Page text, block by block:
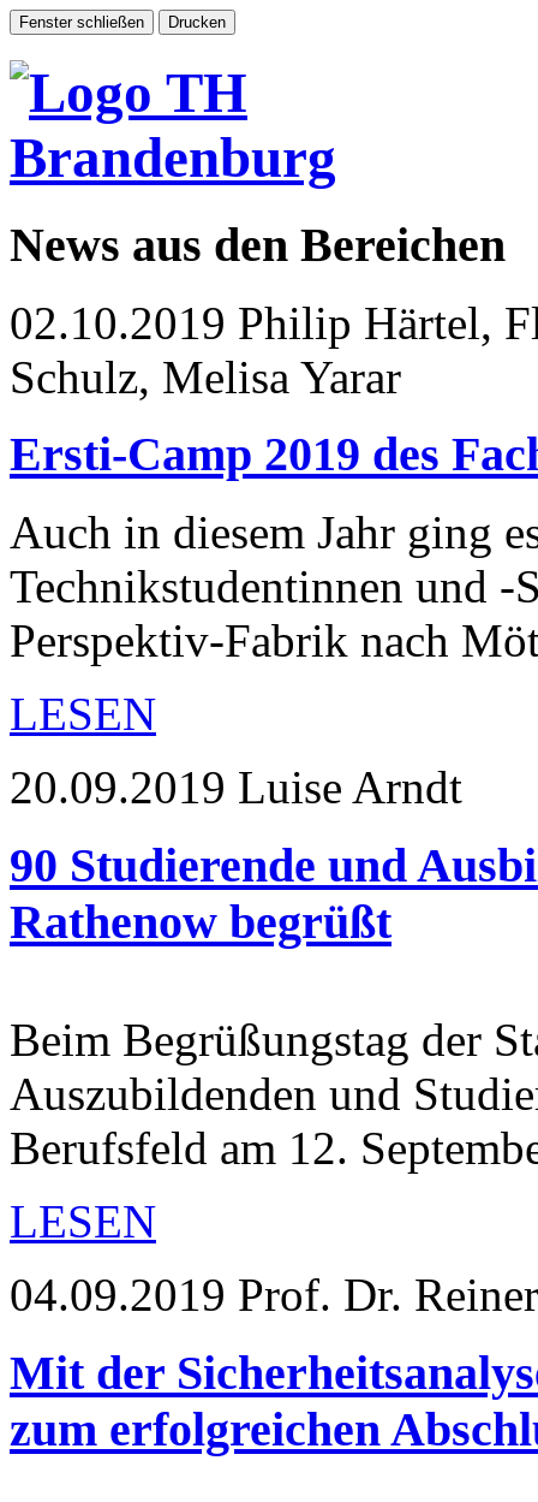
News aus den Bereichen
02.10.2019 Philip Härtel,
Schulz, Melisa Yarar
Ersti-Camp 2019 des
Auch in diesem Jahr ging
Technikstudentinnen und -
Perspektiv-Fabrik nach
LESEN
20.09.2019 Luise Arndt
90 Studierende und
Rathenow begrüßt
Beim Begrüßungstag der
Auszubildenden und
Berufsfeld am 12.
LESEN
04.09.2019 Prof. Dr.
Mit der
zum erfolgreichen